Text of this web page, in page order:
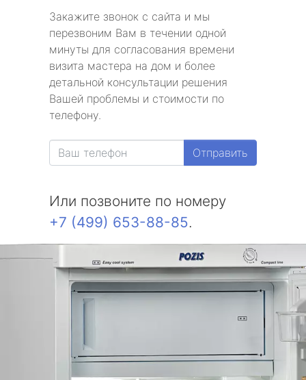
Закажите звонок с сайта и мы
перезвоним Вам в течении одной
минуты для согласования времени
визита мастера на дом и более
детальной консультации решения
Вашей проблемы и стоимости по
телефону.
Отправить
Или позвоните по номеру
+7 (499) 653-88-85.